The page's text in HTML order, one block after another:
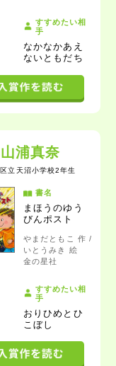
すすめたい相
手
なかなかあえ
ないともだち
山浦真奈
立天沼小学校2年生
書名
まほうのゆう
びんポスト
やまだともこ 作 /
いとうみき 絵
金の星社
すすめたい相
手
おりひめとひ
こぼし